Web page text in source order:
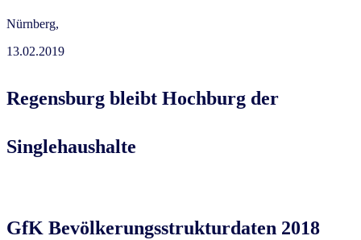
Nürnberg,
13.02.2019
Regensburg bleibt Hochburg der
Singlehaushalte
GfK Bevölkerungsstrukturdaten 2018